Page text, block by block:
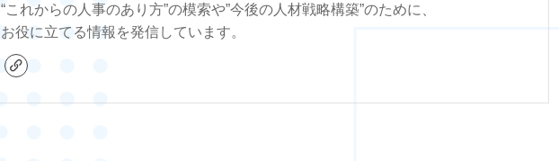
“これからの人事のあり方”の模索や”今後の人材戦略構築”のために、
お役に立てる情報を発信しています。